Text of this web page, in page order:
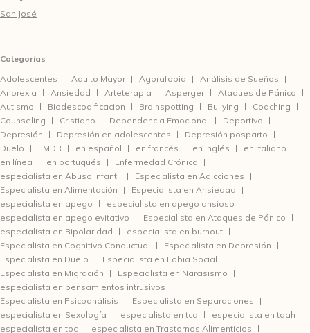
San José
Categorías
Adolescentes
Adulto Mayor Agorafobia
Análisis de Sueños
Anorexia
Ansiedad Arteterapia Asperger
Ataques de Pánico
Autismo
Biodescodificacion Brainspotting Bullying
Coaching
Counseling
Cristiano Dependencia Emocional
Deportivo
Depresión
Depresión en adolescentes
Depresión posparto
Duelo
EMDR en español en francés en inglés
en italiano
en línea
en portugués
Enfermedad Crónica
especialista en Abuso Infantil
Especialista en Adicciones
Especialista en Alimentación
Especialista en Ansiedad
especialista en apego
especialista en apego ansioso
especialista en apego evitativo
Especialista en Ataques de Pánico
especialista en Bipolaridad
especialista en burnout
Especialista en Cognitivo Conductual
Especialista en Depresión
Especialista en Duelo
Especialista en Fobia Social
Especialista en Migración
Especialista en Narcisismo
especialista en pensamientos intrusivos
Especialista en Psicoanálisis
Especialista en Separaciones
especialista en Sexología
especialista en tca
especialista en tdah
especialista en toc
especialista en Trastornos Alimenticios